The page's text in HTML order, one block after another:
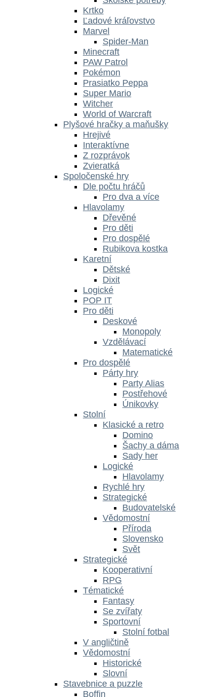
Krtko
Ľadové kráľovstvo
Marvel
Spider-Man
Minecraft
PAW Patrol
Pokémon
Prasiatko Peppa
Super Mario
Witcher
World of Warcraft
Plyšové hračky a maňušky
Hrejivé
Interaktívne
Z rozprávok
Zvieratká
Spoločenské hry
Dle počtu hráčů
Pro dva a více
Hlavolamy
Dřevěné
Pro děti
Pro dospělé
Rubikova kostka
Karetní
Dětské
Dixit
Logické
POP IT
Pro děti
Deskové
Monopoly
Vzdělávací
Matematické
Pro dospělé
Párty hry
Party Alias
Postřehové
Únikovky
Stolní
Klasické a retro
Domino
Šachy a dáma
Sady her
Logické
Hlavolamy
Rychlé hry
Strategické
Budovatelské
Vědomostní
Příroda
Slovensko
Svět
Strategické
Kooperativní
RPG
Tématické
Fantasy
Se zvířaty
Sportovní
Stolní fotbal
V angličtině
Vědomostní
Historické
Slovní
Stavebnice a puzzle
Boffin